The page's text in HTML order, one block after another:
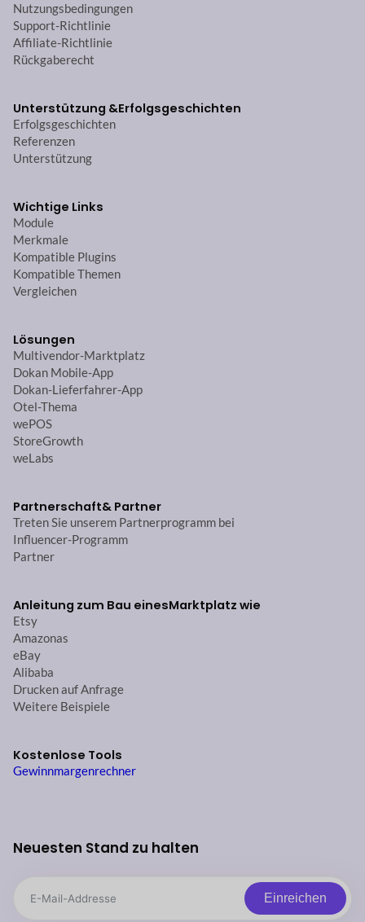
Nutzungsbedingungen
Support-Richtlinie
Affiliate-Richtlinie
Rückgaberecht
Unterstützung &Erfolgsgeschichten
Erfolgsgeschichten
Referenzen
Unterstützung
Wichtige Links
Module
Merkmale
Kompatible Plugins
Kompatible Themen
Vergleichen
Lösungen
Multivendor-Marktplatz
Dokan Mobile-App
Dokan-Lieferfahrer-App
Otel-Thema
wePOS
StoreGrowth
weLabs
Partnerschaft& Partner
Treten Sie unserem Partnerprogramm bei
Influencer-Programm
Partner
Anleitung zum Bau einesMarktplatz wie
Etsy
Amazonas
eBay
Alibaba
Drucken auf Anfrage
Weitere Beispiele
Kostenlose Tools
Gewinnmargenrechner
Neuesten Stand zu halten
Einreichen